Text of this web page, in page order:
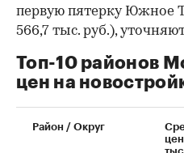
00:00 / 00:00
первую пятерку Южное
566,7 тыс. руб.),
Топ-10 районов
цен на
Район / Округ